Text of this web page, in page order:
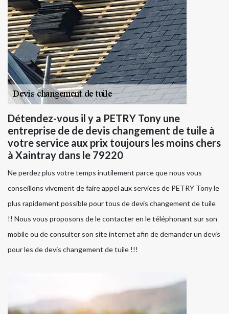
Détendez-vous il y a PETRY Tony une
entreprise de de devis changement de tuile à
votre service aux prix toujours les moins chers
à Xaintray dans le 79220
Ne perdez plus votre temps inutilement parce que nous vous
conseillons vivement de faire appel aux services de PETRY Tony le
plus rapidement possible pour tous de devis changement de tuile
!! Nous vous proposons de le contacter en le téléphonant sur son
mobile ou de consulter son site internet afin de demander un devis
pour les de devis changement de tuile !!!